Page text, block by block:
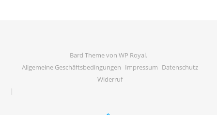
Bard Theme von WP Royal.
Allgemeine Geschäftsbedingungen Impressum Datenschutz
Widerruf